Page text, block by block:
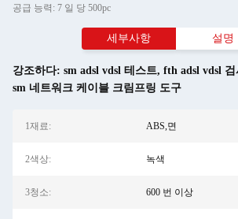
공급 능력: 7 일 당 500pc
세부사항 설명
강조하다: sm adsl vdsl 테스트, fth adsl vdsl 검
sm 네트워크 케이블 크림프링 도구
1재료: ABS,면
2색상: 녹색
3청소: 600 번 이상